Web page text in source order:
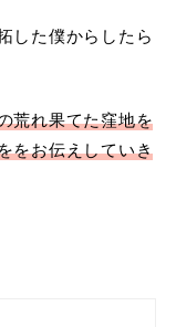
した僕からしたら
荒れ果てた窪地を
をお伝えしていき